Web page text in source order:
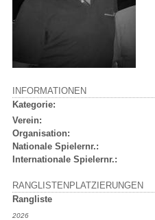
INFORMATIONEN
Kategorie:
Verein:
Organisation:
Nationale Spielernr.:
Internationale Spielernr.:
RANGLISTENPLATZIERUNGEN
Rangliste
2026